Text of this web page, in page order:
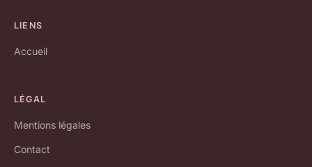
LIENS
Accueil
LÉGAL
Mentions légales
Contact